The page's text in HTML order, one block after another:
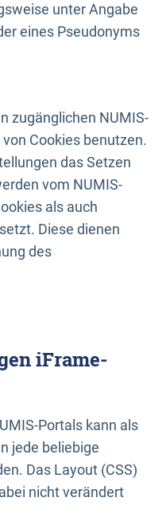
unter Angabe
eines Pseudonyms
zugänglichen NUMIS-
Cookies benutzen.
das Setzen
vom NUMIS-
als auch
Diese dienen
des
iFrame-
Portals kann als
jede beliebige
Das Layout (CSS)
nicht verändert